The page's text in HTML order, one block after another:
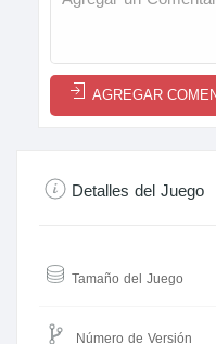
AGREGAR
Detalles del Juego
Tamaño del Juego
Número de Versión